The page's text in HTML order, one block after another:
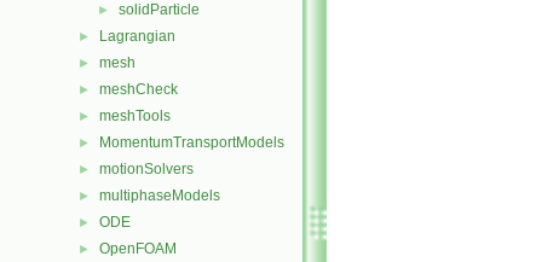
► solidParticle
► Lagrangian
► mesh
► meshCheck
► meshTools
► MomentumTransportModels
► motionSolvers
► multiphaseModels
► ODE
► OpenFOAM